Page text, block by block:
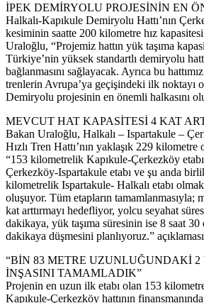
İPEK DEMİRYOLU PROJESİNİN EN
Halkalı-Kapıkule Demiryolu Hattı’nın
kesiminin saatte 200 kilometre hız
Uraloğlu, “Projemiz hattın yük taşıma
Türkiye’nin yüksek standartlı demiryolu
bağlanmasını sağlayacak. Ayrıca bu
trenlerin Avrupa’ya geçişindeki ilk noktayı
Demiryolu projesinin en önemli halkasını
MEVCUT HAT KAPASİTESİ 4 KAT
Bakan Uraloğlu, Halkalı – Ispartakule –
Hızlı Tren Hattı’nın yaklaşık 229 kilometre
“153 kilometrelik Kapıkule-Çerkezköy
Çerkezköy-Ispartakule etabı ve şu anda
kilometrelik Ispartakule- Halkalı etabı
oluşuyor. Tüm etapların tamamlanmasıyla;
kat arttırmayı hedefliyor, yolcu seyahat
dakikaya, yük taşıma süresinin ise 8 saat
dakikaya düşmesini planlıyoruz.”
“BİN 83 METRE UZUNLUĞUNDAKİ
İNŞASINI TAMAMLADIK”
Projenin en uzun ilk etabı olan 153
Kapıkule-Çerkezköy hattının